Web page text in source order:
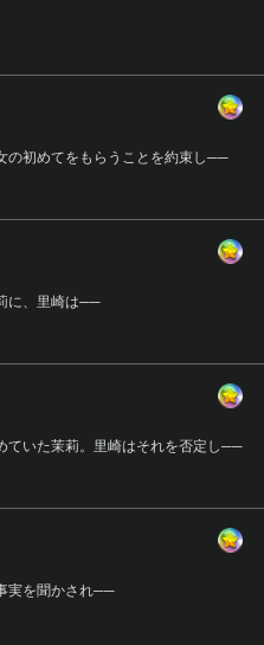
の初めてをもらうことを約束し──
に、里崎は──
ていた茉莉。里崎はそれを否定し──
実を聞かされ──